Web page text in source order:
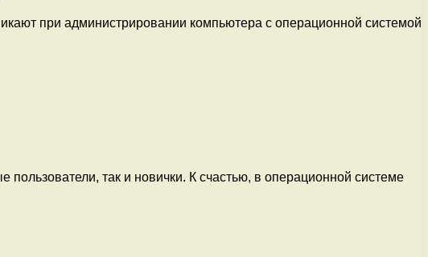
при администрировании компьютера с операционной системой
так и новички. К счастью, в операционной системе